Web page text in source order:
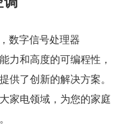
数字信号处理器
力和高度的可编程性，
供了创新的解决方案。
家电领域，为您的家庭